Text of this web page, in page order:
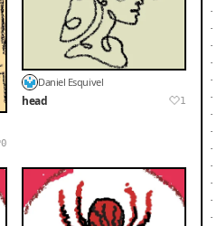
0
Daniel Esquivel
head 1